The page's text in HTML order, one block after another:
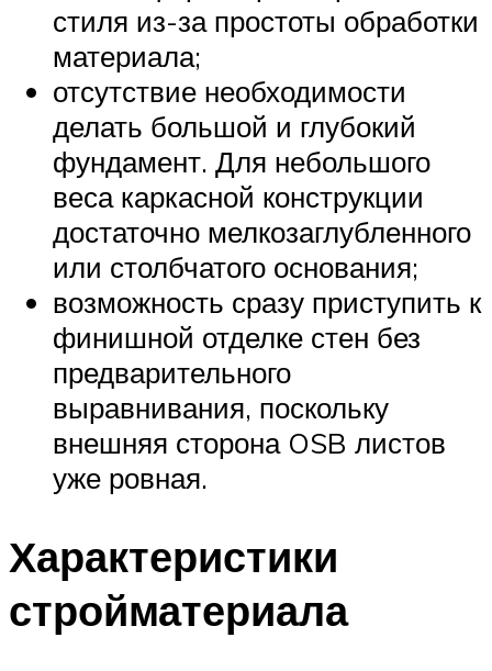
стиля из-за простоты обработки
материала;
отсутствие необходимости
делать большой и глубокий
фундамент. Для небольшого
веса каркасной конструкции
достаточно мелкозаглубленного
или столбчатого основания;
возможность сразу приступить к
финишной отделке стен без
предварительного
выравнивания, поскольку
внешняя сторона OSB листов
уже ровная.
Характеристики
стройматериала